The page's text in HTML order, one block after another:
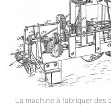
La machine à fabriquer des